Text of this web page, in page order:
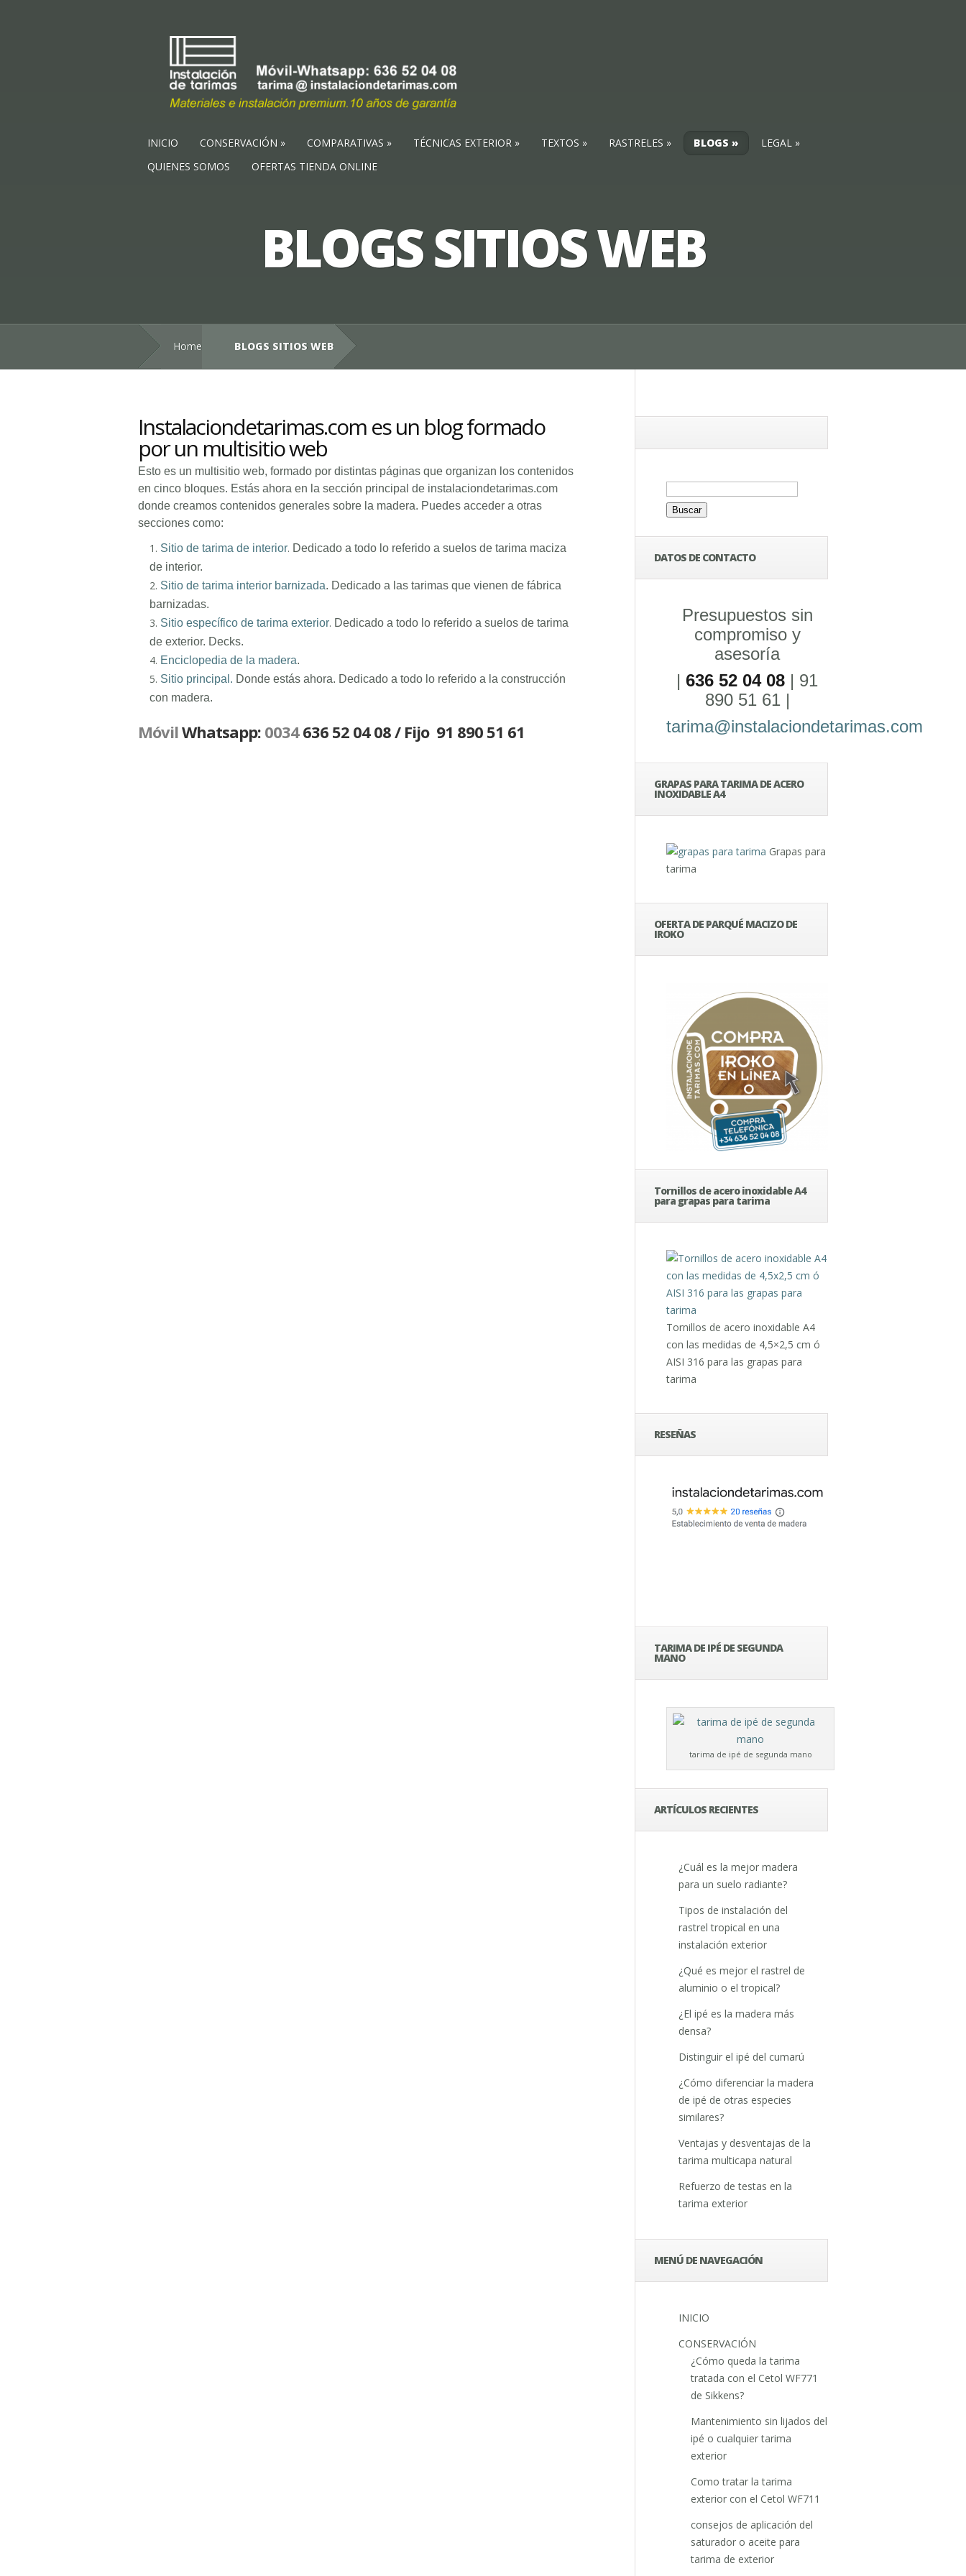
INICIO CONSERVACIÓN COMPARATIVAS TÉCNICAS EXTERIOR TEXTOS RASTRELES BLOGS
LEGAL
QUIENES SOMOS
OFERTAS TIENDA ONLINE
BLOGS SITIOS WEB
Home BLOGS SITIOS WEB
Instalaciondetarimas.com es un blog formado
por un multisitio web
Esto es un multisitio web, formado por distintas páginas que organizan los contenidos
en cinco bloques. Estás ahora en la sección principal de instalaciondetarimas.com
donde creamos contenidos generales sobre la madera. Puedes acceder a otras
secciones como:
Sitio de tarima de interior. Dedicado a todo lo referido a suelos de tarima maciza
de interior.
Sitio de tarima interior barnizada. Dedicado a las tarimas que vienen de fábrica
barnizadas.
Sitio específico de tarima exterior. Dedicado a todo lo referido a suelos de tarima
de exterior. Decks.
Enciclopedia de la madera.
Sitio principal. Donde estás ahora. Dedicado a todo lo referido a la construcción
con madera.
MóvilWhatsapp: 0034636 52 04 08 / Fijo 91 890 51 61
Buscar:
DATOS DE CONTACTO
Presupuestos sin
compromiso y
asesoría
| 636 52 04 08 | 91
890 51 61 |
tarima@instalaciondetarimas.com
GRAPAS PARA TARIMA DE ACERO
INOXIDABLE A4
Grapas para
tarima
OFERTA DE PARQUÉ MACIZO DE
IROKO
Tornillos de acero inoxidable A4
para grapas para tarima
Tornillos de acero inoxidable A4
con las medidas de 4,5×2,5 cm ó
AISI 316 para las grapas para
tarima
RESEÑAS
TARIMA DE IPÉ DE SEGUNDA
MANO
tarima de ipé de segunda mano
ARTÍCULOS RECIENTES
¿Cuál es la mejor madera
para un suelo radiante?
Tipos de instalación del
rastrel tropical en una
instalación exterior
¿Qué es mejor el rastrel de
aluminio o el tropical?
¿El ipé es la madera más
densa?
Distinguir el ipé del cumarú
¿Cómo diferenciar la madera
de ipé de otras especies
similares?
Ventajas y desventajas de la
tarima multicapa natural
Refuerzo de testas en la
tarima exterior
MENÚ DE NAVEGACIÓN
INICIO
CONSERVACIÓN
¿Cómo queda la tarima
tratada con el Cetol WF771
de Sikkens?
Mantenimiento sin lijados del
ipé o cualquier tarima
exterior
Como tratar la tarima
exterior con el Cetol WF711
consejos de aplicación del
saturador o aceite para
tarima de exterior